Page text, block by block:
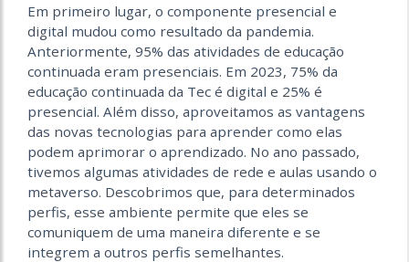
Em primeiro lugar, o componente presencial e
digital mudou como resultado da pandemia.
Anteriormente, 95% das atividades de educação
continuada eram presenciais. Em 2023, 75% da
educação continuada da Tec é digital e 25% é
presencial. Além disso, aproveitamos as vantagens
das novas tecnologias para aprender como elas
podem aprimorar o aprendizado. No ano passado,
tivemos algumas atividades de rede e aulas usando o
metaverso. Descobrimos que, para determinados
perfis, esse ambiente permite que eles se
comuniquem de uma maneira diferente e se
integrem a outros perfis semelhantes.